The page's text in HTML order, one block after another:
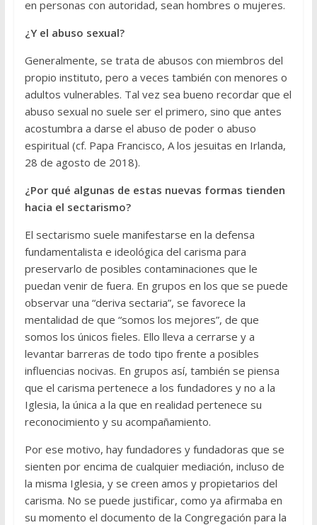
en personas con autoridad, sean hombres o mujeres.
¿Y el abuso sexual?
Generalmente, se trata de abusos con miembros del
propio instituto, pero a veces también con menores o
adultos vulnerables. Tal vez sea bueno recordar que el
abuso sexual no suele ser el primero, sino que antes
acostumbra a darse el abuso de poder o abuso
espiritual (cf. Papa Francisco, A los jesuitas en Irlanda,
28 de agosto de 2018).
¿Por qué algunas de estas nuevas formas tienden
hacia el sectarismo?
El sectarismo suele manifestarse en la defensa
fundamentalista e ideológica del carisma para
preservarlo de posibles contaminaciones que le
puedan venir de fuera. En grupos en los que se puede
observar una “deriva sectaria”, se favorece la
mentalidad de que “somos los mejores”, de que
somos los únicos fieles. Ello lleva a cerrarse y a
levantar barreras de todo tipo frente a posibles
influencias nocivas. En grupos así, también se piensa
que el carisma pertenece a los fundadores y no a la
Iglesia, la única a la que en realidad pertenece su
reconocimiento y su acompañamiento.
Por ese motivo, hay fundadores y fundadoras que se
sienten por encima de cualquier mediación, incluso de
la misma Iglesia, y se creen amos y propietarios del
carisma. No se puede justificar, como ya afirmaba en
su momento el documento de la Congregación para la